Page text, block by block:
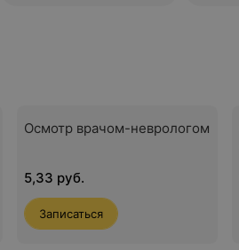
Осмотр врачом-неврологом
5,33 руб.
Записаться